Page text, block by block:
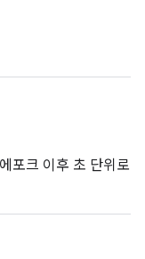
포크 이후 초 단위로